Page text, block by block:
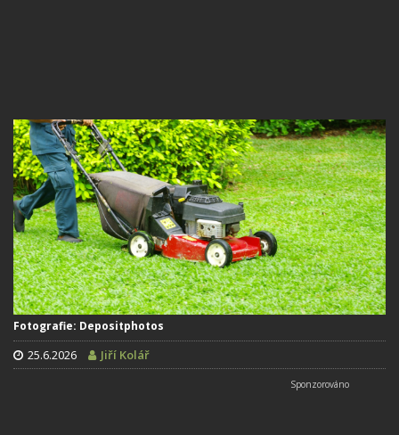
Fotografie: Depositphotos
25.6.2026 Jiří Kolář